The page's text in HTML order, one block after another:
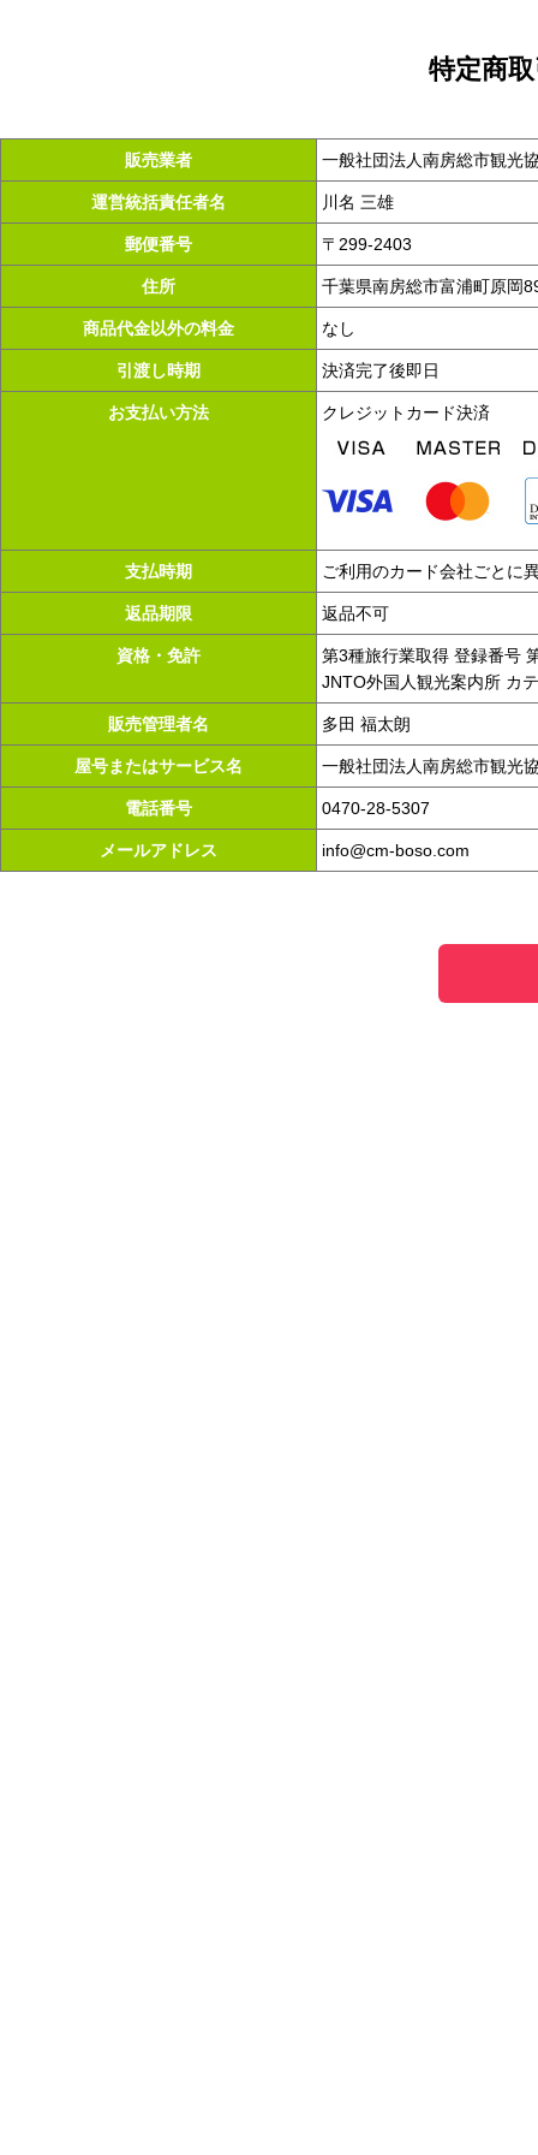
特定商
販売業者 一般社団法人南房総市観光
運営統括責任者名 川名 三雄
郵便番号 〒299-2403
住所 千葉県南房総市富浦町原岡
商品代金以外の料金 なし
引渡し時期 決済完了後即日
お支払い方法 クレジットカード決済
支払時期 ご利用のカード会社ごとに
返品期限 返品不可
資格・免許
第3種旅行業取得 登録番号
JNTO外国人観光案内所 カ
販売管理者名 多田 福太朗
屋号またはサービス名 一般社団法人南房総市観光
電話番号 0470-28-5307
メールアドレス info@cm-boso.com